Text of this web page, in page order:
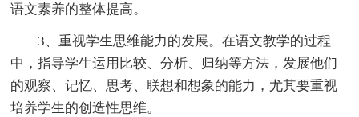
语文素养的整体提高。
3、重视学生思维能力的发展。在语文教学的过程
中，指导学生运用比较、分析、归纳等方法，发展他们
的观察、记忆、思考、联想和想象的能力，尤其要重视
培养学生的创造性思维。